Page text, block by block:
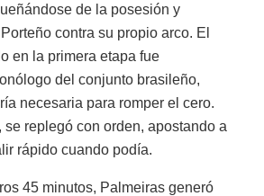
de la posesión y
contra su propio arco. El
en la primera etapa fue
del conjunto brasileño,
necesaria para romper el cero.
se replegó con orden, apostando a
rápido cuando podía.
45 minutos, Palmeiras generó